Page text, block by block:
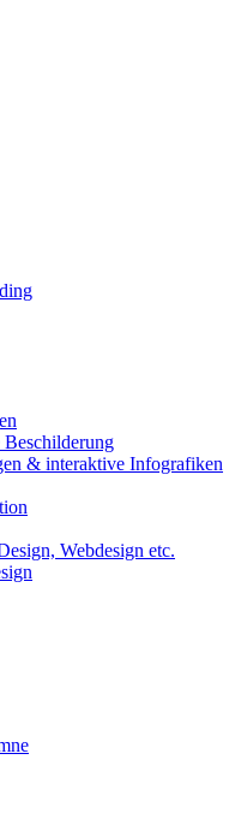
& interaktive Infografiken
Webdesign etc.